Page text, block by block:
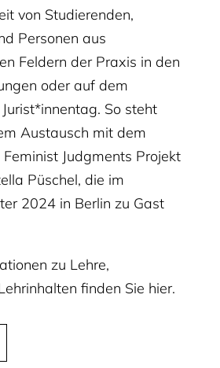
von Studierenden,
Personen aus
Feldern der Praxis in den
oder auf dem
So steht
Austausch mit dem
Judgments Projekt
Püschel, die im
2024 in Berlin zu Gast
zu Lehre,
finden Sie hier.